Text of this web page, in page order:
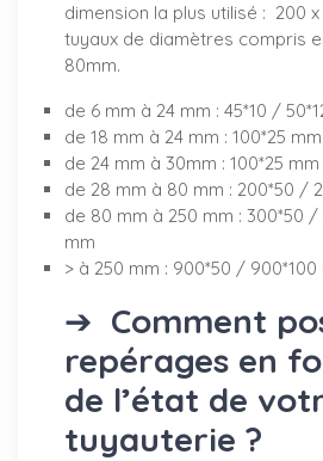
dimension la plus utilisé : 200
tuyaux de diamètres compris
80mm.
de 6 mm à 24 mm : 45*10 /
de 18 mm à 24 mm : 100*25 mm
de 24 mm à 30mm : 100*25
de 28 mm à 80 mm : 200*50 /
de 80 mm à 250 mm : 300*50
mm
> à 250 mm : 900*50 / 900*100
➔ Comment
repérages en
de l’état de
tuyauterie ?